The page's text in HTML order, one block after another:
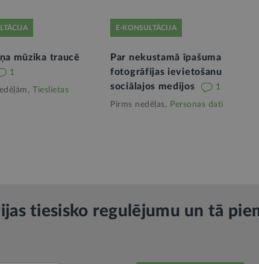
mūzika traucē
1
Tieslietas
E-KONSULTĀCIJA
Par nekustamā īpašuma
fotogrāfijas ievietošanu
sociālajos medijos
1
Pirms nedēļas, Personas dati
tiesisko regulējumu un tā